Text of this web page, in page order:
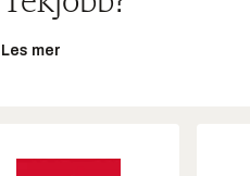
Les mer